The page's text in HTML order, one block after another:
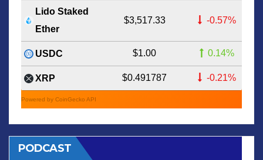
Lido Staked
Ether
$3,517.33 -0.57%
USDC $1.00 0.14%
XRP $0.491787 -0.21%
Powered by CoinGecko API
PODCAST